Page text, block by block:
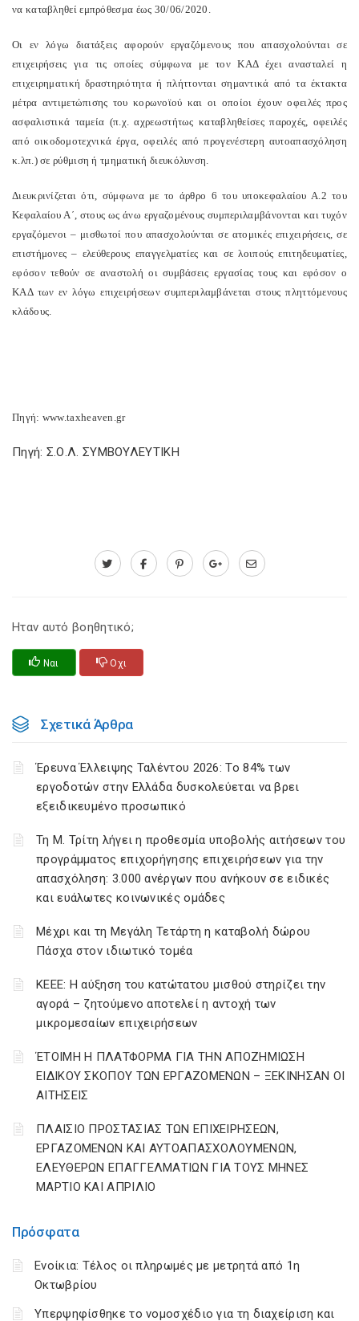
Πρόσφατα
Ενοίκια: Τέλος οι πληρωμές με μετρητά από 1η
Οκτωβρίου
Υπερψηφίσθηκε το νομοσχέδιο για τη διαχείριση και
να καταβληθεί εμπρόθεσμα έως 30/06/2020.
Οι εν λόγω διατάξεις αφορούν εργαζόμενους που απασχολούνται σε
επιχειρήσεις για τις οποίες σύμφωνα με τον ΚΑΔ έχει ανασταλεί η
επιχειρηματική δραστηριότητα ή πλήττονται σημαντικά από τα έκτακτα
μέτρα αντιμετώπισης του κορωνοϊού και οι οποίοι έχουν οφειλές προς
ασφαλιστικά ταμεία (π.χ. αχρεωστήτως καταβληθείσες παροχές, οφειλές
από οικοδομοτεχνικά έργα, οφειλές από προγενέστερη αυτοαπασχόληση
κ.λπ.) σε ρύθμιση ή τμηματική διευκόλυνση.
Διευκρινίζεται ότι, σύμφωνα με το άρθρο 6 του υποκεφαλαίου Α.2 του
Κεφαλαίου Α΄, στους ως άνω εργαζομένους συμπεριλαμβάνονται και τυχόν
εργαζόμενοι – μισθωτοί που απασχολούνται σε ατομικές επιχειρήσεις, σε
επιστήμονες – ελεύθερους επαγγελματίες και σε λοιπούς επιτηδευματίες,
εφόσον τεθούν σε αναστολή οι συμβάσεις εργασίας τους και εφόσον ο
ΚΑΔ των εν λόγω επιχειρήσεων συμπεριλαμβάνεται στους πληττόμενους
κλάδους.
Πηγή: www.taxheaven.gr
Πηγή: Σ.Ο.Λ. ΣΥΜΒΟΥΛΕΥΤΙΚΗ
Ηταν αυτό βοηθητικό;
Ναι Οχι
Σχετικά Άρθρα
Έρευνα Έλλειψης Ταλέντου 2026: Το 84% των
εργοδοτών στην Ελλάδα δυσκολεύεται να βρει
εξειδικευμένο προσωπικό
Τη Μ. Τρίτη λήγει η προθεσμία υποβολής αιτήσεων του
προγράμματος επιχορήγησης επιχειρήσεων για την
απασχόληση: 3.000 ανέργων που ανήκουν σε ειδικές
και ευάλωτες κοινωνικές ομάδες
Μέχρι και τη Μεγάλη Τετάρτη η καταβολή δώρου
Πάσχα στον ιδιωτικό τομέα
ΚΕΕΕ: Η αύξηση του κατώτατου μισθού στηρίζει την
αγορά – ζητούμενο αποτελεί η αντοχή των
μικρομεσαίων επιχειρήσεων
ΈΤΟΙΜΗ Η ΠΛΑΤΦΟΡΜΑ ΓΙΑ ΤΗΝ ΑΠΟΖΗΜΙΩΣΗ
ΕΙΔΙΚΟΥ ΣΚΟΠΟΥ ΤΩΝ ΕΡΓΑΖΟΜΕΝΩΝ – ΞΕΚΙΝΗΣΑΝ ΟΙ
ΑΙΤΗΣΕΙΣ
ΠΛΑΙΣΙΟ ΠΡΟΣΤΑΣΙΑΣ ΤΩΝ ΕΠΙΧΕΙΡΗΣΕΩΝ,
ΕΡΓΑΖΟΜΕΝΩΝ ΚΑΙ ΑΥΤΟΑΠΑΣΧΟΛΟΥΜΕΝΩΝ,
ΕΛΕΥΘΕΡΩΝ ΕΠΑΓΓΕΛΜΑΤΙΩΝ ΓΙΑ ΤΟΥΣ ΜΗΝΕΣ
ΜΑΡΤΙΟ ΚΑΙ ΑΠΡΙΛΙΟ